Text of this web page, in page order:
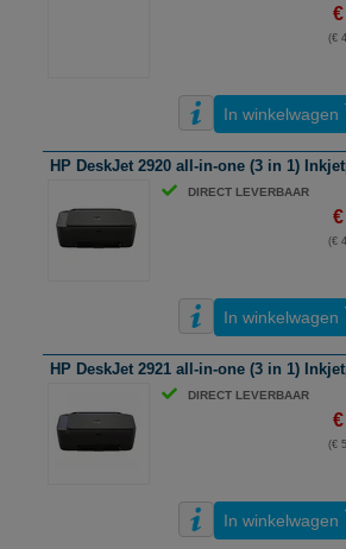
(€
In winkelwagen
HP DeskJet 2920 all-in-one (3 in 1)
DIRECT LEVERBAAR
(€
In winkelwagen
HP DeskJet 2921 all-in-one (3 in 1)
DIRECT LEVERBAAR
(€
In winkelwagen